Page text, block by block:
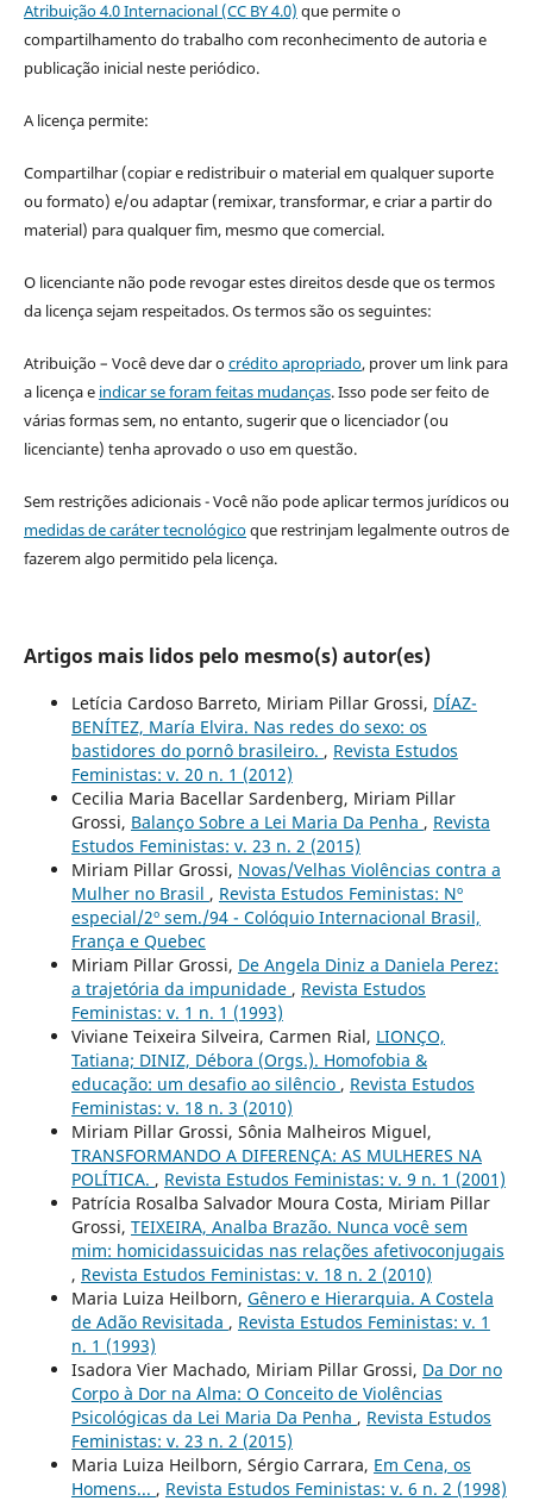
Atribuição 4.0 Internacional (CC BY 4.0) que permite o
compartilhamento do trabalho com reconhecimento de autoria e
publicação inicial neste periódico.
A licença permite:
Compartilhar (copiar e redistribuir o material em qualquer suporte
ou formato) e/ou adaptar (remixar, transformar, e criar a partir do
material) para qualquer fim, mesmo que comercial.
O licenciante não pode revogar estes direitos desde que os termos
da licença sejam respeitados. Os termos são os seguintes:
Atribuição – Você deve dar ocrédito apropriado, prover um link para
a licença e indicar se foram feitas mudanças. Isso pode ser feito de
várias formas sem, no entanto, sugerir que o licenciador (ou
licenciante) tenha aprovado o uso em questão.
Sem restrições adicionais - Você não pode aplicar termos jurídicos ou
medidas de caráter tecnológicoque restrinjam legalmente outros de
fazerem algo permitido pela licença.
Artigos mais lidos pelo mesmo(s) autor(es)
Letícia Cardoso Barreto, Miriam Pillar Grossi, DÍAZ-
BENÍTEZ, María Elvira. Nas redes do sexo: os
bastidores do pornô brasileiro. , Revista Estudos
Feministas: v. 20 n. 1 (2012)
Cecilia Maria Bacellar Sardenberg, Miriam Pillar
Grossi, Balanço Sobre a Lei Maria Da Penha , Revista
Estudos Feministas: v. 23 n. 2 (2015)
Miriam Pillar Grossi, Novas/Velhas Violências contra a
Mulher no Brasil , Revista Estudos Feministas: Nº
especial/2º sem./94 - Colóquio Internacional Brasil,
França e Quebec
Miriam Pillar Grossi, De Angela Diniz a Daniela Perez:
a trajetória da impunidade , Revista Estudos
Feministas: v. 1 n. 1 (1993)
Viviane Teixeira Silveira, Carmen Rial, LIONÇO,
Tatiana; DINIZ, Débora (Orgs.). Homofobia &
educação: um desafio ao silêncio , Revista Estudos
Feministas: v. 18 n. 3 (2010)
Miriam Pillar Grossi, Sônia Malheiros Miguel,
TRANSFORMANDO A DIFERENÇA: AS MULHERES NA
POLÍTICA. , Revista Estudos Feministas: v. 9 n. 1 (2001)
Patrícia Rosalba Salvador Moura Costa, Miriam Pillar
Grossi, TEIXEIRA, Analba Brazão. Nunca você sem
mim: homicidassuicidas nas relações afetivoconjugais
, Revista Estudos Feministas: v. 18 n. 2 (2010)
Maria Luiza Heilborn, Gênero e Hierarquia. A Costela
de Adão Revisitada , Revista Estudos Feministas: v. 1
n. 1 (1993)
Isadora Vier Machado, Miriam Pillar Grossi, Da Dor no
Corpo à Dor na Alma: O Conceito de Violências
Psicológicas da Lei Maria Da Penha , Revista Estudos
Feministas: v. 23 n. 2 (2015)
Maria Luiza Heilborn, Sérgio Carrara, Em Cena, os
Homens... , Revista Estudos Feministas: v. 6 n. 2 (1998)